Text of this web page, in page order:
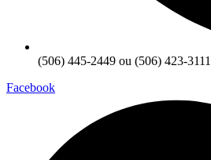
(506) 445-2449 ou (506) 423-3111
Facebook